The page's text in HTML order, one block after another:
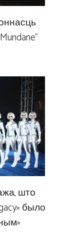
што
было